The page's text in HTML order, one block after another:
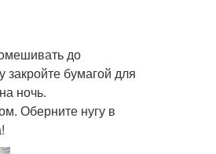
до
бумагой для
ночь.
Оберните нугу в